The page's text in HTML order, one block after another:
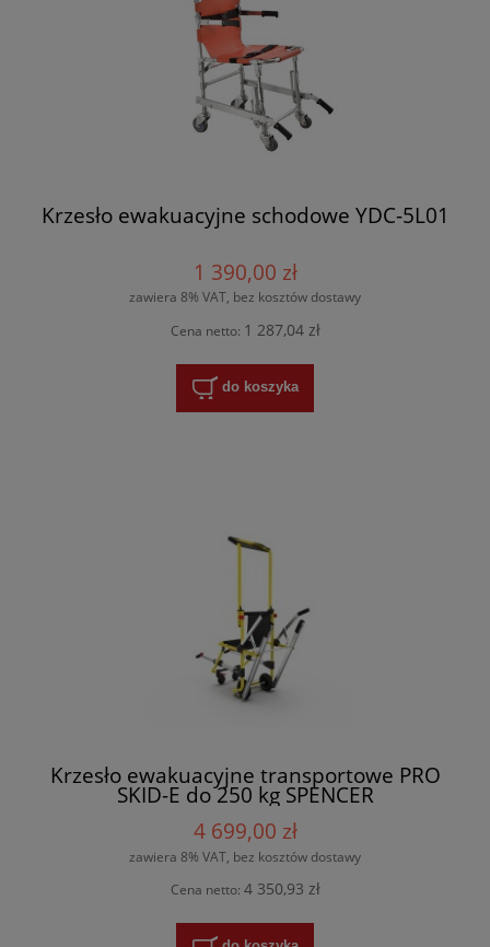
Krzesło ewakuacyjne schodowe YDC-5L01
1 390,00 zł
zawiera 8% VAT, bez kosztów dostawy
Cena netto: 1 287,04 zł
do koszyka
Krzesło ewakuacyjne transportowe PRO
SKID-E do 250 kg SPENCER
4 699,00 zł
zawiera 8% VAT, bez kosztów dostawy
Cena netto: 4 350,93 zł